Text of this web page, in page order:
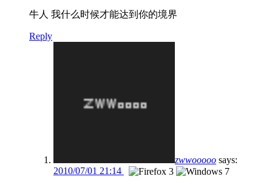
牛人 我什么时候才能达到你的境界
Reply
zwwooooo says:
2010/07/01 21:14